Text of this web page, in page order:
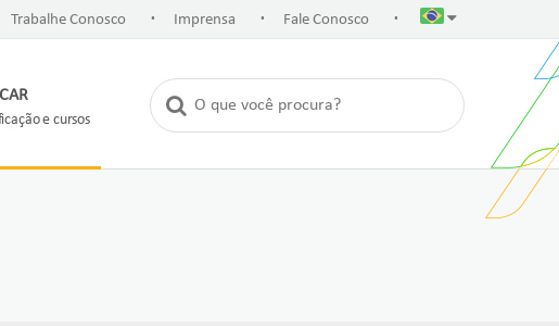
Trabalhe Conosco . Imprensa . Fale Conosco .
e cursos